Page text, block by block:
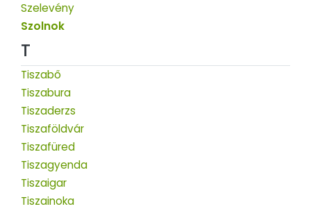
Szelevény
Szolnok
T
Tiszabő
Tiszabura
Tiszaderzs
Tiszaföldvár
Tiszafüred
Tiszagyenda
Tiszaigar
Tiszainoka